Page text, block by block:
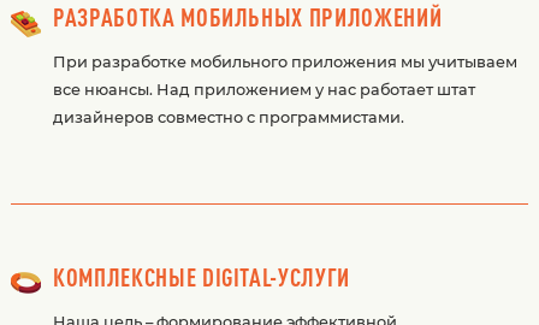
РАЗРАБОТКА МОБИЛЬНЫХ ПРИЛОЖЕНИЙ
При разработке мобильного приложения мы учитываем
все нюансы. Над приложением у нас работает штат
дизайнеров совместно с программистами.
КОМПЛЕКСНЫЕ DIGITAL-УСЛУГИ